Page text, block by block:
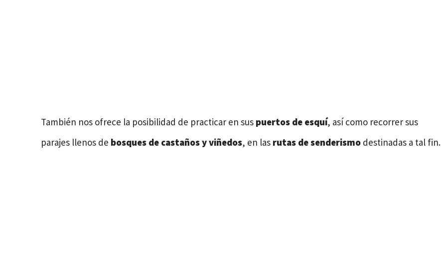
También nos ofrece la posibilidad de practicar en sus puertos de esquí, así como recorrer sus
parajes llenos de bosques de castaños y viñedos, en las rutas de senderismo destinadas a tal fin.